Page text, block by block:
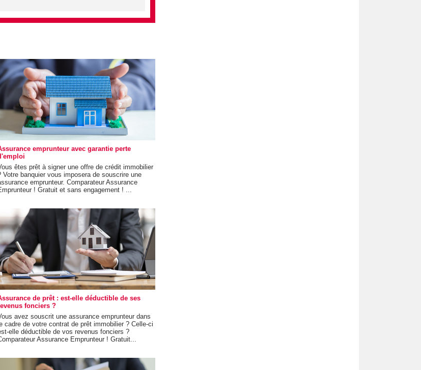
emprunteur avec garantie perte
êtes prêt à signer une offre de crédit immobilier
Votre banquier vous imposera de souscrire une
emprunteur. Comparateur Assurance
! Gratuit et sans engagement ! ...
de prêt : est-elle déductible de ses
fonciers ?
avez souscrit une assurance emprunteur dans
cadre de votre contrat de prêt immobilier ? Celle-ci
elle déductible de vos revenus fonciers ?
Assurance Emprunteur ! Gratuit...